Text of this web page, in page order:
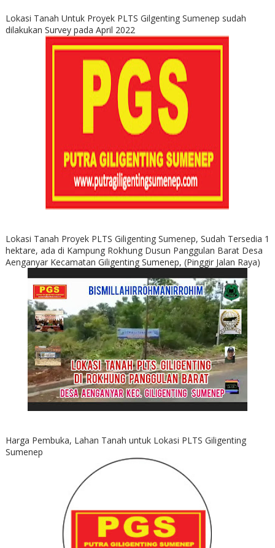
Lokasi Tanah Untuk Proyek PLTS Gilgenting Sumenep sudah
dilakukan Survey pada April 2022
Lokasi Tanah Proyek PLTS Giligenting Sumenep, Sudah Tersedia 1
hektare, ada di Kampung Rokhung Dusun Panggulan Barat Desa
Aenganyar Kecamatan Giligenting Sumenep, (Pinggir Jalan Raya)
Harga Pembuka, Lahan Tanah untuk Lokasi PLTS Giligenting
Sumenep